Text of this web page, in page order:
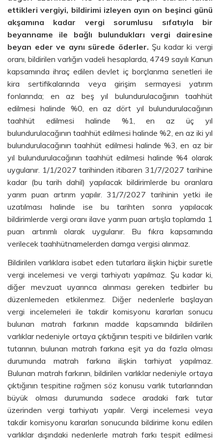
ettikleri vergiyi, bildirimi izleyen ayın on beşinci günü
akşamına kadar vergi sorumlusu sıfatıyla bir
beyanname ile bağlı bulundukları vergi dairesine
beyan eder ve aynı sürede öderler. Şu kadar ki vergi
oranı, bildirilen varlığın vadeli hesaplarda, 4749 sayılı Kanun
kapsamında ihraç edilen devlet iç borçlanma senetleri ile
kira sertifikalarında veya girişim sermayesi yatırım
fonlarında; en az beş yıl bulundurulacağının taahhüt
edilmesi halinde %0, en az dört yıl bulundurulacağının
taahhüt edilmesi halinde %1, en az üç yıl
bulundurulacağının taahhüt edilmesi halinde %2, en az iki yıl
bulundurulacağının taahhüt edilmesi halinde %3, en az bir
yıl bulundurulacağının taahhüt edilmesi halinde %4 olarak
uygulanır. 1/1/2027 tarihinden itibaren 31/7/2027 tarihine
kadar (bu tarih dahil) yapılacak bildirimlerde bu oranlara
yarım puan artırım yapılır. 31/7/2027 tarihinin yetki ile
uzatılması halinde ise bu tarihten sonra yapılacak
bildirimlerde vergi oranı ilave yarım puan artışla toplamda 1
puan artırımlı olarak uygulanır. Bu fıkra kapsamında
verilecek taahhütnamelerden damga vergisi alınmaz.
Bildirilen varlıklara isabet eden tutarlara ilişkin hiçbir suretle
vergi incelemesi ve vergi tarhiyatı yapılmaz.
Şu kadar ki,
diğer mevzuat uyarınca alınması gereken tedbirler bu
düzenlemeden etkilenmez. Diğer nedenlerle başlayan
vergi incelemeleri ile takdir komisyonu kararları sonucu
bulunan matrah farkının madde kapsamında bildirilen
varlıklar nedeniyle ortaya çıktığının tespiti ve bildirilen varlık
tutarının, bulunan matrah farkına eşit ya da fazla olması
durumunda matrah farkına ilişkin tarhiyat yapılmaz.
Bulunan matrah farkının, bildirilen varlıklar nedeniyle ortaya
çıktığının tespitine rağmen söz konusu varlık tutarlarından
büyük olması durumunda sadece aradaki fark tutar
üzerinden vergi tarhiyatı yapılır. Vergi incelemesi veya
takdir komisyonu kararları sonucunda bildirime konu edilen
varlıklar dışındaki nedenlerle matrah farkı tespit edilmesi